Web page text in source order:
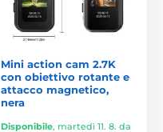
Mini action cam 2.7K
con obiettivo rotante e
attacco magnetico,
nera
Disponibile, martedì 11. 8. da